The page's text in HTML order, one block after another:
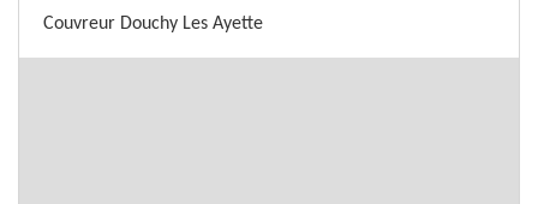
Couvreur Douchy Les Ayette